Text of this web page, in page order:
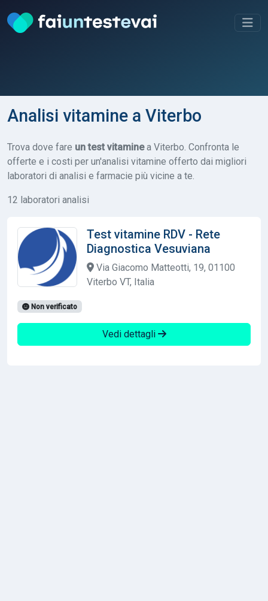
Analisi vitamine a Viterbo
Trova dove fare un test vitaminea Viterbo. Confronta le
offerte e i costi per un'analisi vitamine offerto dai migliori
laboratori di analisi e farmacie più vicine a te.
12 laboratori analisi
Test vitamine RDV - Rete
Diagnostica Vesuviana
Via Giacomo Matteotti, 19, 01100
Viterbo VT, Italia
Non verificato
Vedi dettagli